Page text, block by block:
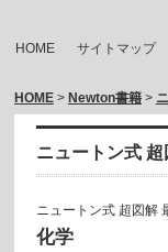
HOME サイトマップ
HOME> Newton書籍>
ニュートン式
ニュートン式 超図解
化学